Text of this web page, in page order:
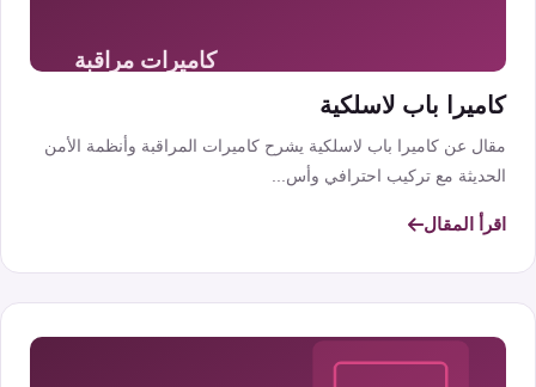
كاميرا باب لاسلكية
مقال عن كاميرا باب لاسلكية يشرح كاميرات المراقبة وأنظمة الأمن
الحديثة مع تركيب احترافي وأس...
اقرأ المقال